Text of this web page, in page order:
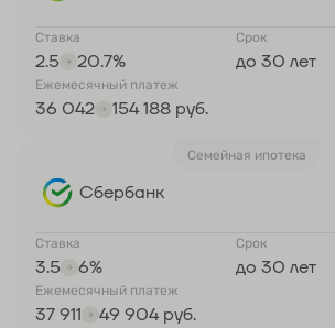
Ставка
2.5 20.7%
Срок
до 30 лет
Ежемесячный платеж
36 042 154 188 руб.
Семейная ипотека
Сбербанк
Ставка
3.5 6%
Срок
до 30 лет
Ежемесячный платеж
37 911 49 904 руб.